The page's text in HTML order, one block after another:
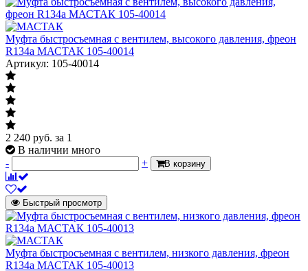
Муфта быстросъемная с вентилем, высокого давления, фреон
R134a МАСТАК 105-40014
Артикул: 105-40014
2 240 руб. за 1
В наличии много
-
+ В корзину
Быстрый просмотр
Муфта быстросъемная с вентилем, низкого давления, фреон
R134a МАСТАК 105-40013